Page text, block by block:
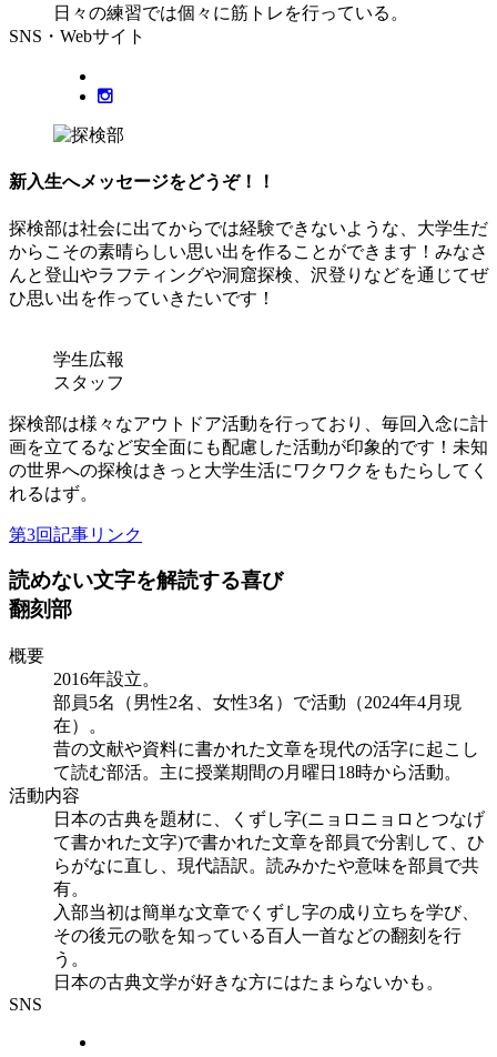
日々の練習では個々に筋トレを行っている。
SNS・Webサイト
新入生へメッセージをどうぞ！！
探検部は社会に出てからでは経験できないような、大学生だ
からこその素晴らしい思い出を作ることができます！みなさ
んと登山やラフティングや洞窟探検、沢登りなどを通じてぜ
ひ思い出を作っていきたいです！
学生広報
スタッフ
探検部は様々なアウトドア活動を行っており、毎回入念に計
画を立てるなど安全面にも配慮した活動が印象的です！未知
の世界への探検はきっと大学生活にワクワクをもたらしてく
れるはず。
第3回記事リンク
読めない文字を解読する喜び
翻刻部
概要
2016年設立。
部員5名（男性2名、女性3名）で活動（2024年4月現
在）。
昔の文献や資料に書かれた文章を現代の活字に起こし
て読む部活。主に授業期間の月曜日18時から活動。
活動内容
日本の古典を題材に、くずし字(ニョロニョロとつなげ
て書かれた文字)で書かれた文章を部員で分割して、ひ
らがなに直し、現代語訳。読みかたや意味を部員で共
有。
入部当初は簡単な文章でくずし字の成り立ちを学び、
その後元の歌を知っている百人一首などの翻刻を行
う。
日本の古典文学が好きな方にはたまらないかも。
SNS